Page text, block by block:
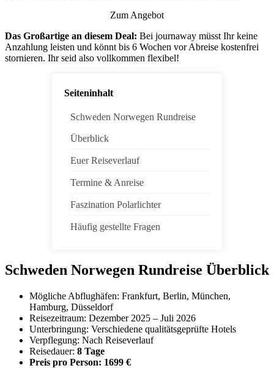
Zum Angebot
Das Großartige an diesem Deal: Bei journaway müsst Ihr keine
Anzahlung leisten und könnt bis 6 Wochen vor Abreise kostenfrei
stornieren. Ihr seid also vollkommen flexibel!
Seiteninhalt
Schweden Norwegen Rundreise
Überblick
Euer Reiseverlauf
Termine & Anreise
Faszination Polarlichter
Häufig gestellte Fragen
Schweden Norwegen Rundreise Überblick
Mögliche Abflughäfen: Frankfurt, Berlin, München,
Hamburg, Düsseldorf
Reisezeitraum: Dezember 2025 – Juli 2026
Unterbringung: Verschiedene qualitätsgeprüfte Hotels
Verpflegung: Nach Reiseverlauf
Reisedauer: 8 Tage
Preis pro Person: 1699 €